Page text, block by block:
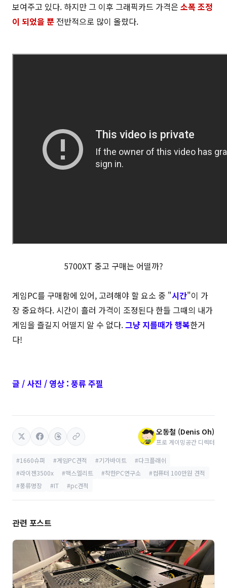
보여주고 있다. 하지만 그 이후 그래픽카드 가격은 소폭 조정
이 되었을 뿐 전반적으로 많이 올랐다.
5700XT 중고 구매는 어떨까?
게임PC를 구매함에 있어, 고려해야 할 요소 중 "시간"이 가
장 중요하다. 시간이 흘러 가격이 조정된다 한들 그때의 내가
게임을 즐길지 어떨지 알 수 없다.그냥 지를때가 행복한거
다!
글 / 사진 / 영상 : 풍류 주필
오동철 (Denis Oh)
프로 게이밍공간 디렉터
#1660슈퍼 #게임PC견적 #기가바이트
#다크플래쉬
#라이젠3500x
#맥스엘리트 #착한PC연구소
#컴퓨터 100만원 견적
#풍류명장
#IT #pc견적
관련 포스트